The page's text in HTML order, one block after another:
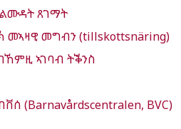
ጸገማት
መኣዛዊ መግብን (tillskottsnäring)
ኣገባብ ትቕንስ
(Barnavårdscentralen, BVC)